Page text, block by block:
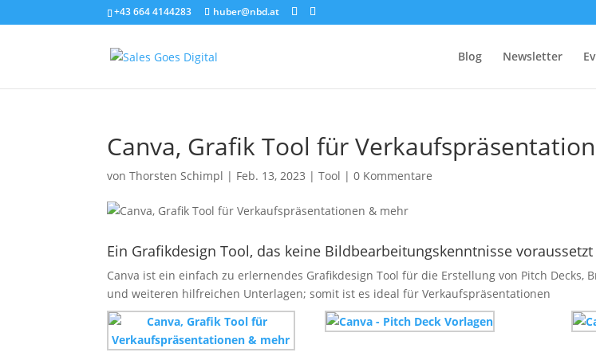
+43 664 4144283 huber@nbd.at
Blog Newsletter
Canva, Grafik Tool für
vonThorsten Schimpl | Feb. 13, 2023 |Tool |0 Kommentare
Ein Grafikdesign Tool, das keine Bildbearbeitungskenntnisse voraussetzt
Canva ist ein einfach zu erlernendes Grafikdesign Tool für die Erstellung von Pitch Decks,
und weiteren hilfreichen Unterlagen; somit ist es ideal für Verkaufspräsentationen